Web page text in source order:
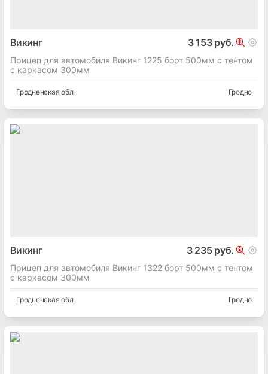
Викинг 3 153 руб.
Прицеп для автомобиля Викинг 1225 борт 500мм с тентом
с каркасом 300мм
Гродненская обл. Гродно
Викинг 3 235 руб.
Прицеп для автомобиля Викинг 1322 борт 500мм с тентом
с каркасом 300мм
Гродненская обл. Гродно